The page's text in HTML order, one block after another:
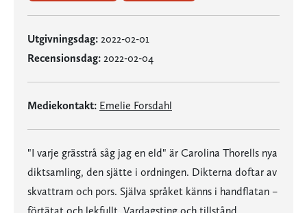
Utgivningsdag: 2022-02-01
Recensionsdag: 2022-02-04
Mediekontakt: Emelie Forsdahl
"I varje grässtrå såg jag en eld" är Carolina Thorells nya
diktsamling, den sjätte i ordningen. Dikterna doftar av
skvattram och pors. Själva språket känns i handflatan –